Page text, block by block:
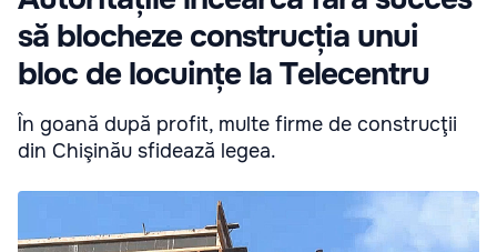
să blocheze construcția unui
bloc de locuințe la Telecentru
În goană după profit, multe firme de construcţii
din Chişinău sfidează legea.